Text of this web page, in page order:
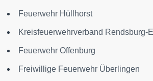
Feuerwehr Hüllhorst
Kreisfeuerwehrverband Rendsburg-
Feuerwehr Offenburg
Freiwillige Feuerwehr Überlingen